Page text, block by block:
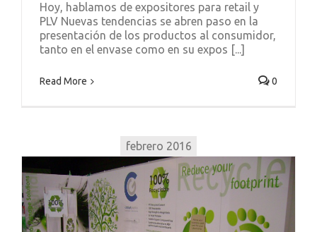
Hoy, hablamos de expositores para retail y
PLV Nuevas tendencias se abren paso en la
presentación de los productos al consumidor,
tanto en el envase como en su expos [...]
Read More 0
febrero 2016